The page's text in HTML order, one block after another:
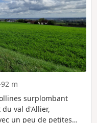
m
surplombant
val d'Allier,
un peu de petites